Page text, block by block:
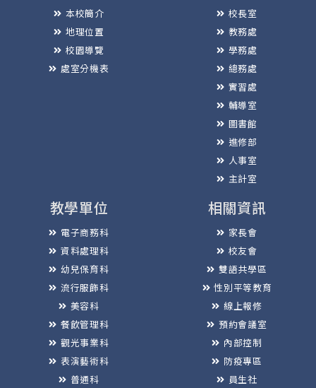
本校簡介
地理位置
校園導覽
處室分機表
校長室
教務處
學務處
總務處
實習處
輔導室
圖書館
進修部
人事室
主計室
教學單位
電子商務科
資料處理科
幼兒保育科
流行服飾科
美容科
餐飲管理科
觀光事業科
表演藝術科
普通科
相關資訊
家長會
校友會
雙語共學區
性別平等教育
線上報修
預約會議室
內部控制
防疫專區
員生社